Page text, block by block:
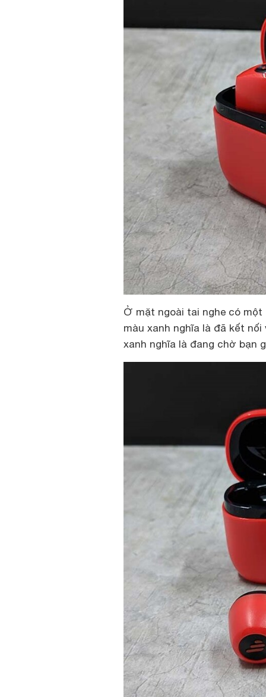
Ở mặt ngoài tai nghe có một
màu xanh nghĩa là đã kết
xanh nghĩa là đang chờ bạn